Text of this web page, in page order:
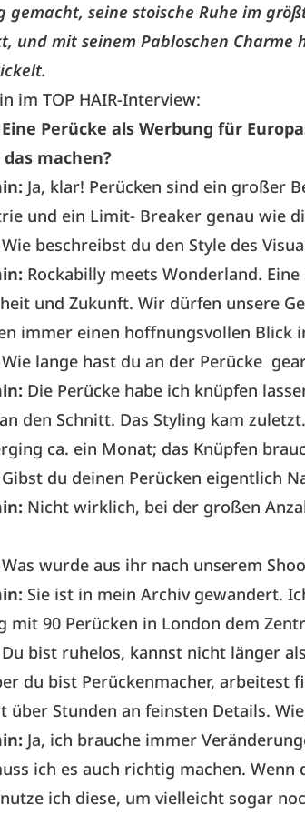
gemacht, seine stoische Ruhe im
und mit seinem Pabloschen Charme
im TOP HAIR-Interview:
Eine Perücke als Werbung für
machen?
Ja, klar! Perücken sind ein großer
und ein Limit- Breaker genau wie
Wie beschreibst du den Style des
Rockabilly meets Wonderland.
und Zukunft. Wir dürfen unsere
immer einen hoffnungsvollen Blick
Wie lange hast du an der Perücke
Die Perücke habe ich knüpfen
den Schnitt. Das Styling kam
ca. ein Monat; das Knüpfen
Gibst du deinen Perücken eigentlich
Nicht wirklich, bei der großen
Was wurde aus ihr nach unserem
Sie ist in mein Archiv gewandert.
mit 90 Perücken in London dem
Du bist ruhelos, kannst nicht länger
du bist Perückenmacher, arbeitest
über Stunden an feinsten Details.
Ja, ich brauche immer
ich es auch richtig machen. Wenn
ich diese, um vielleicht sogar